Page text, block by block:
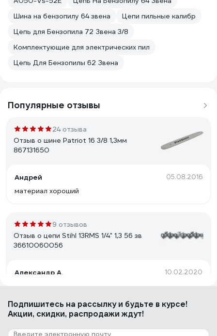
Шина на бензопилу 64 звена
Цепи пильные калибр
Цепь для Бензопила 72 Звена 3/8
Комплектующие для электрических пил
Цепь Для Бензопилы 62 Звена
Популярные отзывы
24 отзыва
Отзыв о шине Patriot 16 3/8 1,3мм
867131650
Андрей 05.08.2016
материал хороший
9 отзывов
Отзыв о цепи Stihl 13RMS 1/4" 1,3 56 зв
36610060056
Александр А. 10.02.2020
На вид все прилично,ещё не пробовал в действии
5 отзывов
Отзыв о фильтре Gigant SKL-03
Подпишитесь на рассылкуи будьте в курсе!
Акции, скидки, распродажи ждут!